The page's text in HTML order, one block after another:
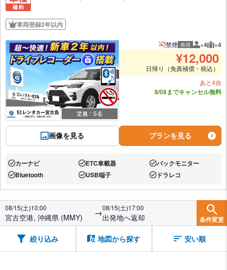
車両登録2年以内
画像を見る
禁煙 推奨 推奨人数
×4 推
×4
¥12,000
日帰り（免責補償・税込）
あと4台
8/08までキャンセル無料
プランを見る
あり:カーナビ あり:ETC車載器 あり:バックモニター
あり:Bluetooth あり:USB端子 あり:ドラレコ
08/15(土)10:00
宮古空港, 沖縄県 (MMY) →08/15(土)17:00
出発地へ返却 条件変更
絞り込み 地図から探す 安い順